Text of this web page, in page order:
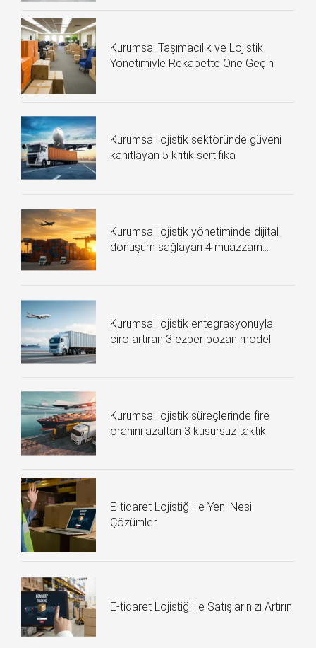
Kurumsal Taşımacılık ve Lojistik
Yönetimiyle Rekabette Öne Geçin
Kurumsal lojistik sektöründe güveni
kanıtlayan 5 kritik sertifika
Kurumsal lojistik yönetiminde dijital
dönüşüm sağlayan 4 muazzam
Kurumsal lojistik entegrasyonuyla
ciro artıran 3 ezber bozan model
Kurumsal lojistik süreçlerinde fire
oranını azaltan 3 kusursuz taktik
E-ticaret Lojistiği ile Yeni Nesil
Çözümler
E-ticaret Lojistiği ile Satışlarınızı Artırın